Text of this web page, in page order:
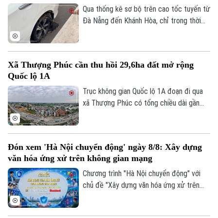
Theo dõi Hà Nội On
ngừa tai nạn.
Qua thống kê sơ bộ trên cao tốc tuyến từ
Đà Nẵng đến Khánh Hòa, chỉ trong thời
nhọn dẫn tới các vụ nổ lốp, Cục CSGT đã
hướng xử lý, bảo vệ quyền lợi người tham
gia giao thông.
Xã Thượng Phúc cần thu hồi 29,6ha đất mở rộng
Quốc lộ 1A
Trục không gian Quốc lộ 1A đoạn đi qua
xã Thượng Phúc có tổng chiều dài gần
Đón xem 'Hà Nội chuyển động' ngày 8/8: Xây dựng
văn hóa ứng xử trên không gian mạng
Chương trình "Hà Nội chuyển động" với
chủ đề "Xây dựng văn hóa ứng xử trên